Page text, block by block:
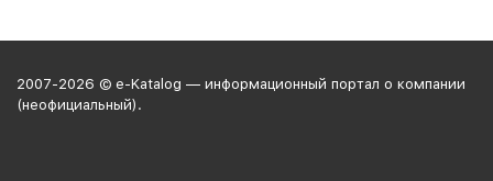
2007-2026 © e-Katalog — информационный портал о компании
(неофициальный).